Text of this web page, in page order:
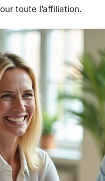
toute l’affiliation.